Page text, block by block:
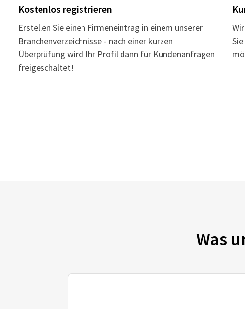
Kostenlos registrieren
Erstellen Sie einen Firmeneintrag in einem unserer
Branchenverzeichnisse - nach einer kurzen
Überprüfung wird Ihr Profil dann für Kundenanfragen
freigeschaltet!
Was